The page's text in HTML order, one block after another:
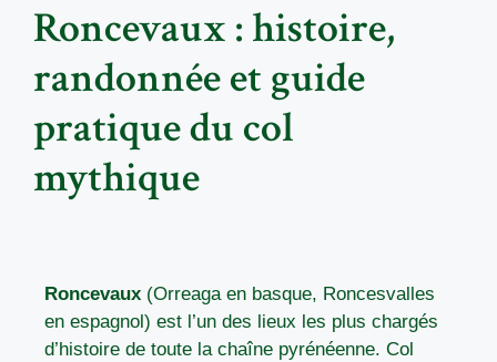
Roncevaux : histoire,
randonnée et guide
pratique du col
mythique
Roncevaux (Orreaga en basque, Roncesvalles
en espagnol) est l’un des lieux les plus chargés
d’histoire de toute la chaîne pyrénéenne. Col